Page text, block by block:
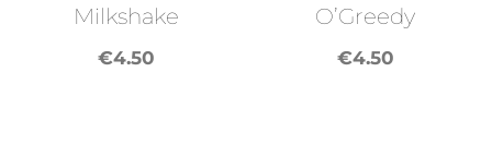
Milkshake
€4.50
O’Greedy
€4.50